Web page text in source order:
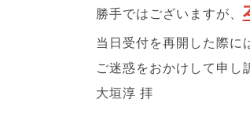
勝手ではございますが、
当日受付を再開した際に
ご迷惑をおかけして申し
大垣淳 拝